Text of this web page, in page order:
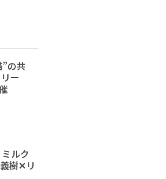
の共
ー
ルク
樹✕リ